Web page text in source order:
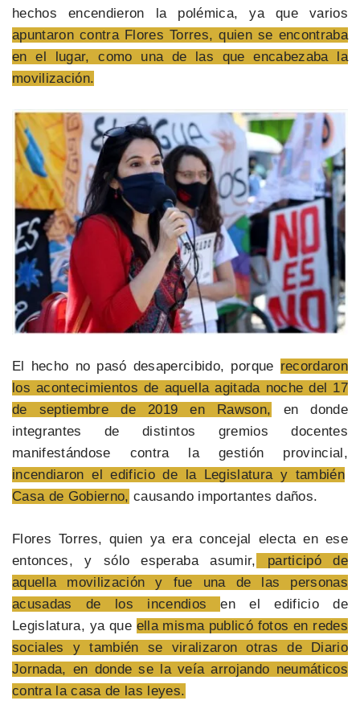
hechos encendieron la polémica, ya que varios
apuntaron contra Flores Torres, quien se encontraba
en el lugar, como una de las que encabezaba la
movilización.
El hecho no pasó desapercibido, porque recordaron
los acontecimientos de aquella agitada noche del 17
de septiembre de 2019 en Rawson, en donde
integrantes de distintos gremios docentes
manifestándose contra la gestión provincial,
incendiaron el edificio de la Legislatura y también
Casa de Gobierno, causando importantes daños.
Flores Torres, quien ya era concejal electa en ese
entonces, y sólo esperaba asumir, participó de
aquella movilización y fue una de las personas
acusadas de los incendiosen el edificio de
Legislatura, ya que ella misma publicó fotos en redes
sociales y también se viralizaron otras de Diario
Jornada, en donde se la veía arrojando neumáticos
contra la casa de las leyes.